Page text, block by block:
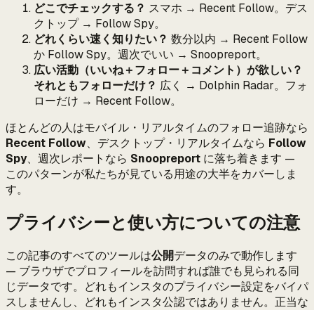
どこでチェックする？ スマホ → Recent Follow。デス
クトップ → Follow Spy。
どれくらい速く知りたい？ 数分以内 → Recent Follow
か Follow Spy。週次でいい → Snoopreport。
広い活動（いいね＋フォロー＋コメント）が欲しい？
それともフォローだけ？ 広く → Dolphin Radar。フォ
ローだけ → Recent Follow。
ほとんどの人はモバイル・リアルタイムのフォロー追跡なら
Recent Follow、デスクトップ・リアルタイムなら Follow
Spy、週次レポートなら Snoopreport に落ち着きます —
このパターンが私たちが見ている用途の大半をカバーしま
す。
プライバシーと使い方についての注意
この記事のすべてのツールは公開データのみで動作します
— ブラウザでプロフィールを訪問すれば誰でも見られる同
じデータです。どれもインスタのプライバシー設定をバイパ
スしませんし、どれもインスタ公認ではありません。正当な